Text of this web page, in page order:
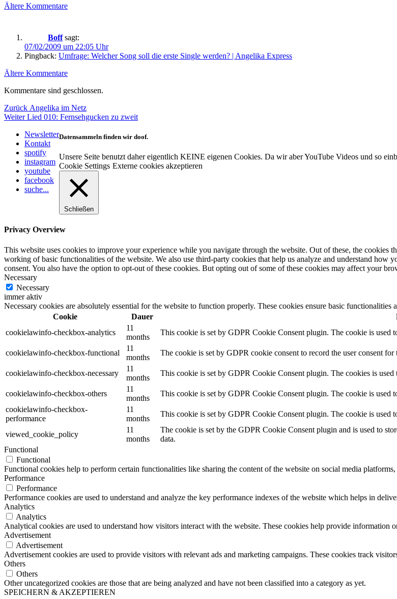
Kommentarnavigation
Ältere Kommentare
Boff sagt:
07/02/2009 um 22:05 Uhr
Pingback: Umfrage: Welcher Song soll die erste Single werden? | Angelika Express
Kommentarnavigation
Ältere Kommentare
Kommentare sind geschlossen.
Beitragsnavigation
Zurück Vorheriger
Beitrag:
Angelika im Netz
Weiter Nächster
Lied 010: Fernsehgucken zu zweit
Newsletter
Kontakt
spotify
instagram
youtube
facebook
suche...
Datensammeln finden wir doof.
Unsere Seite benutzt daher eigentlich KEINE eigenen Cookies. Da wir aber YouTube Videos und so
Cookie Settings Externe cookies akzeptieren
Schließen
Privacy Overview
This website uses cookies to improve your experience while you navigate through the website. Out of these, the cookies
working of basic functionalities of the website. We also use third-party cookies that help us analyze and understand
consent. You also have the option to opt-out of these cookies. But opting out of some of these cookies may affect your
Necessary
Necessary
immer aktiv
Necessary cookies are absolutely essential for the website to function properly. These cookies ensure basic functionalities
Cookie
Dauer
cookielawinfo-checkbox-analytics
11
months
This cookie is set by GDPR Cookie Consent plugin. The cookie is used
cookielawinfo-checkbox-functional
11
months
The cookie is set by GDPR cookie consent to record the user consent
cookielawinfo-checkbox-necessary
11
months
This cookie is set by GDPR Cookie Consent plugin. The cookies is
cookielawinfo-checkbox-others
11
months
This cookie is set by GDPR Cookie Consent plugin. The cookie is used
cookielawinfo-checkbox-
performance
11
months
This cookie is set by GDPR Cookie Consent plugin. The cookie is used
viewed_cookie_policy
11
months
The cookie is set by the GDPR Cookie Consent plugin and is used to
data.
Functional
Functional
Functional cookies help to perform certain functionalities like sharing the content of the website on social media
Performance
Performance
Performance cookies are used to understand and analyze the key performance indexes of the website which helps in
Analytics
Analytics
Analytical cookies are used to understand how visitors interact with the website. These cookies help provide information
Advertisement
Advertisement
Advertisement cookies are used to provide visitors with relevant ads and marketing campaigns. These cookies track
Others
Others
Other uncategorized cookies are those that are being analyzed and have not been classified into a category as yet.
SPEICHERN & AKZEPTIEREN